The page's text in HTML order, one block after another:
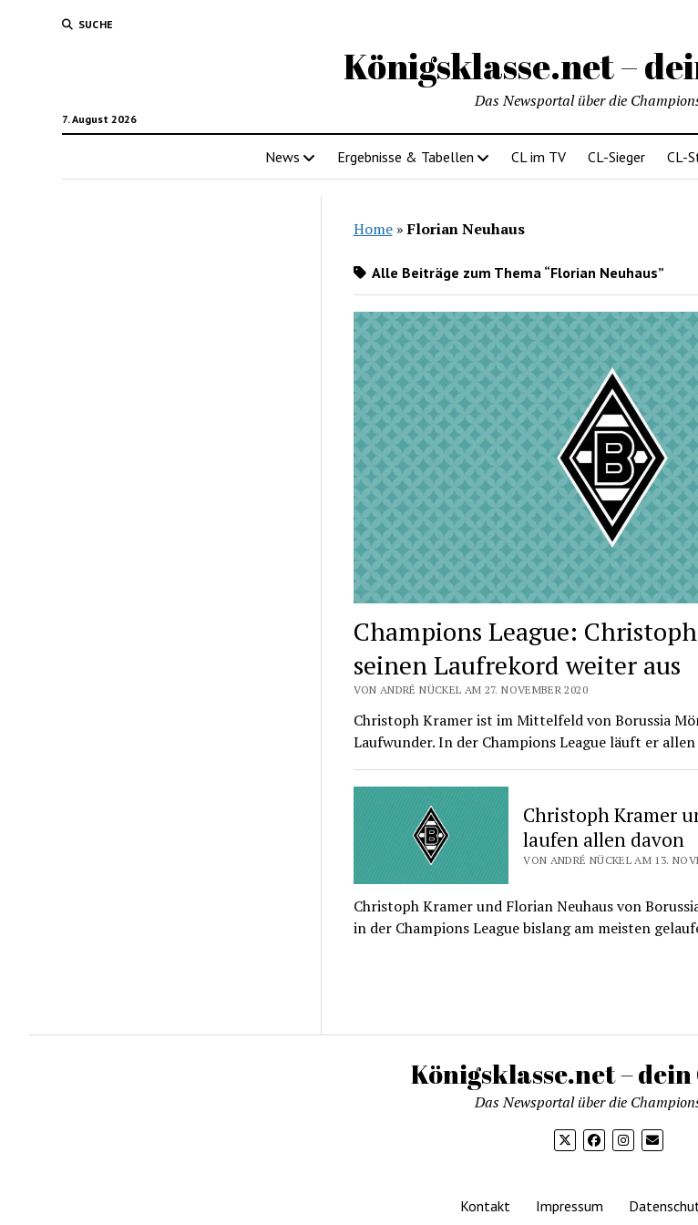
SUCHE
Königsklasse.net –
7. August 2026
Das Newsportal über die
News Ergebnisse & Tabellen CL im TV CL-Sieger CL-
Home»Florian Neuhaus
Alle Beiträge zum Thema “Florian Neuhaus”
Champions League:
seinen Laufrekord weiter aus
VON ANDRÉ NÜCKEL AM 27. NOVEMBER 2020
Christoph Kramer ist im Mittelfeld von Borussia
Laufwunder. In der Champions League läuft er allen
Christoph Kramer
laufen allen davon
VON ANDRÉ NÜCKEL AM 13.
Christoph Kramer und Florian Neuhaus von
in der Champions League bislang am meisten
Königsklasse.net –
Das Newsportal über die
Kontakt Impressum